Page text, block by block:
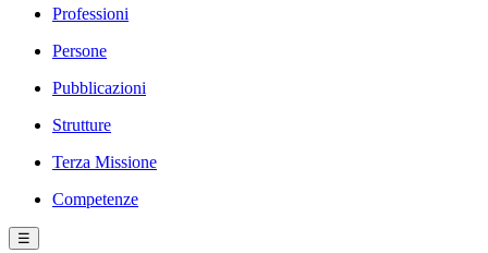
Professioni
Persone
Pubblicazioni
Strutture
Terza Missione
Competenze
☰